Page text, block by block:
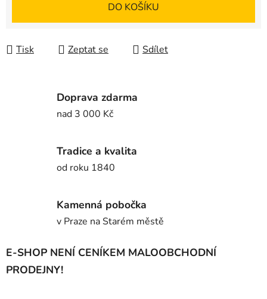
DO KOŠÍKU
Tisk Zeptat se Sdílet
Doprava zdarma
nad 3 000 Kč
Tradice a kvalita
od roku 1840
Kamenná pobočka
v Praze na Starém městě
E-SHOP NENÍ CENÍKEM MALOOBCHODNÍ
PRODEJNY!